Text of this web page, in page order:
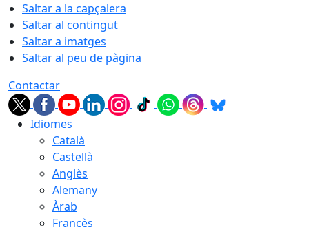
Saltar a la capçalera
Saltar al contingut
Saltar a imatges
Saltar al peu de pàgina
Contactar
Idiomes
Català
Castellà
Anglès
Alemany
Àrab
Francès